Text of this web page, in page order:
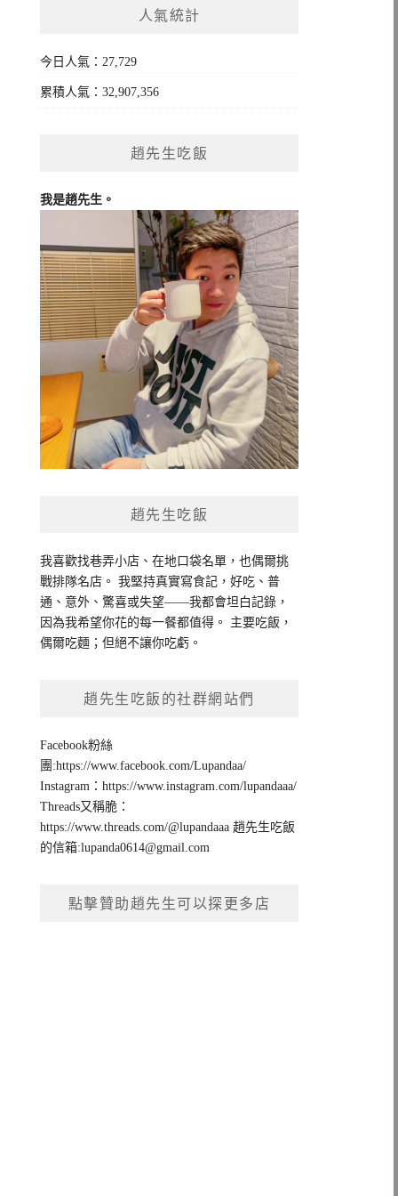
人氣統計
今日人氣：27,729
累積人氣：32,907,356
趙先生吃飯
我是趙先生。
趙先生吃飯
我喜歡找巷弄小店、在地口袋名單，也偶爾挑
戰排隊名店。 我堅持真實寫食記，好吃、普
通、意外、驚喜或失望——我都會坦白記錄，
因為我希望你花的每一餐都值得。 主要吃飯，
偶爾吃麵；但絕不讓你吃虧。
趙先生吃飯的社群網站們
Facebook粉絲
團:https://www.facebook.com/Lupandaa/
Instagram：https://www.instagram.com/lupandaaa/
Threads又稱脆：
https://www.threads.com/@lupandaaa 趙先生吃飯
的信箱:lupanda0614@gmail.com
點擊贊助趙先生可以探更多店